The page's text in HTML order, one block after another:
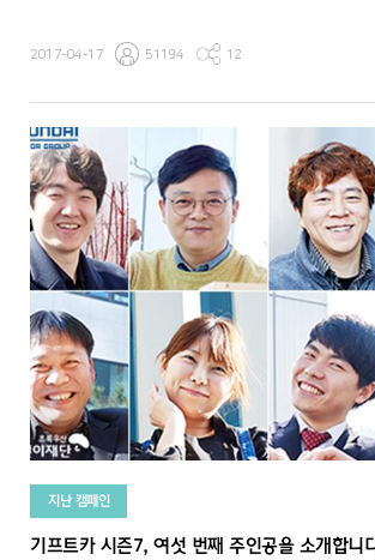
2017-04-17 51194 12
지난 캠페인
기프트카 시즌7, 여섯 번째 주인공을 소개합니